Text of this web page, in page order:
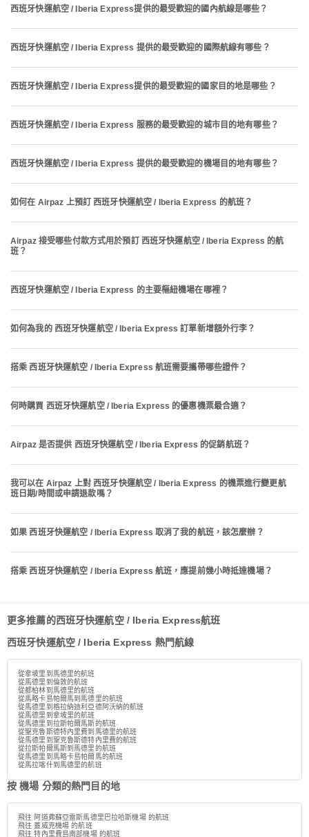
西班牙快運航空 / Iberia Express提供的最受歡迎的國內航線是哪些？
西班牙快運航空 / Iberia Express 提供的最受歡迎的國際航線有哪些？
西班牙快運航空 / Iberia Express提供的最受歡迎的國家目的地是哪些？
西班牙快運航空 / Iberia Express 服務的最受歡迎的城市目的地有哪些？
西班牙快運航空 / Iberia Express 提供的最受歡迎的機場目的地有哪些？
如何在 Airpaz 上預訂 西班牙快運航空 / Iberia Express 的航班？
Airpaz 接受哪些付款方式用於預訂 西班牙快運航空 / Iberia Express 的航
班？
西班牙快運航空 / Iberia Express 的主要樞紐機場在哪裡？
如何為我的 西班牙快運航空 / Iberia Express 訂單新增額外行李？
搭乘 西班牙快運航空 / Iberia Express 航班需要攜帶哪些證件？
何時購買 西班牙快運航空 / Iberia Express 的優惠機票最合適？
Airpaz 是否提供 西班牙快運航空 / Iberia Express 的促銷航班？
我可以在 Airpaz 上對 西班牙快運航空 / Iberia Express 的機票進行變更航
班日期/時間或申請退款嗎？
如果 西班牙快運航空 / Iberia Express 取消了我的航班，該怎麼辦？
搭乘 西班牙快運航空 / Iberia Express 航班，應提前幾小時抵達機場？
更多推薦的西班牙快運航空 / Iberia Express航班
西班牙快運航空 / Iberia Express 熱門航線
從拿坡里到馬德里的航班
從馬德里到倫敦的航班
從都柏林到馬德里的航班
從馬略卡島帕爾馬到馬德里的航班
從馬德里到格拉納迪利亞德阿沃納的航班
從馬德里到拿坡里的航班
從馬德里到拉斯帕爾馬斯的航班
從聖克魯斯德特內里費到馬德里的航班
從馬德里到聖克魯斯德特內里費的航班
從拉斯帕爾馬斯到馬德里的航班
從馬德里到馬略卡島帕爾馬的航班
從馬拉喀什到馬德里的航班
按 機場 分類的熱門目的地
飛往 阿道弗蘇亞雷斯馬德里巴拉哈斯機場 的航班
飛往 蓋威克機場 的航班
飛往 特內里費島南部機場 的航班